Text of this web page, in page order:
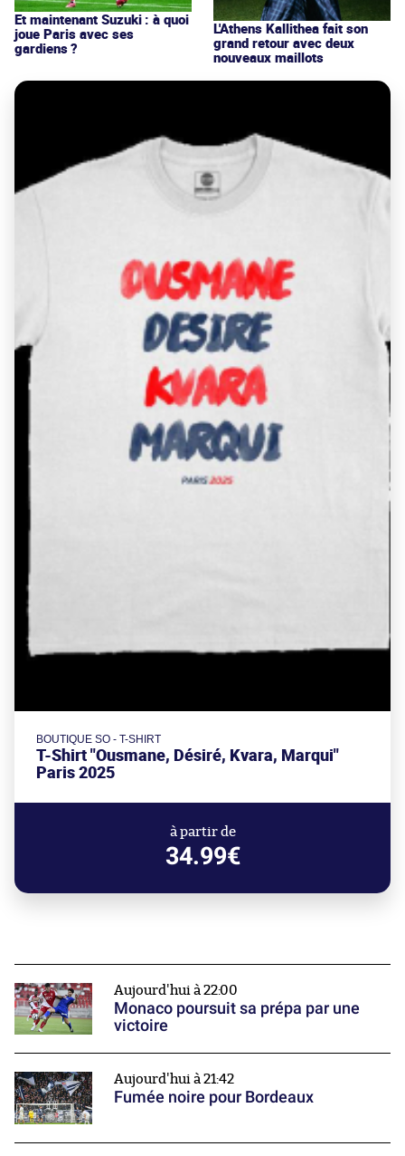
Et maintenant Suzuki : à quoi
joue Paris avec ses
gardiens ?
L'Athens Kallithea fait son
grand retour avec deux
nouveaux maillots
BOUTIQUE SO - T-SHIRT
T-Shirt "Ousmane, Désiré, Kvara, Marqui"
Paris 2025
à partir de
34.99€
Aujourd'hui à 22:00
Monaco poursuit sa prépa par une
victoire
Aujourd'hui à 21:42
Fumée noire pour Bordeaux